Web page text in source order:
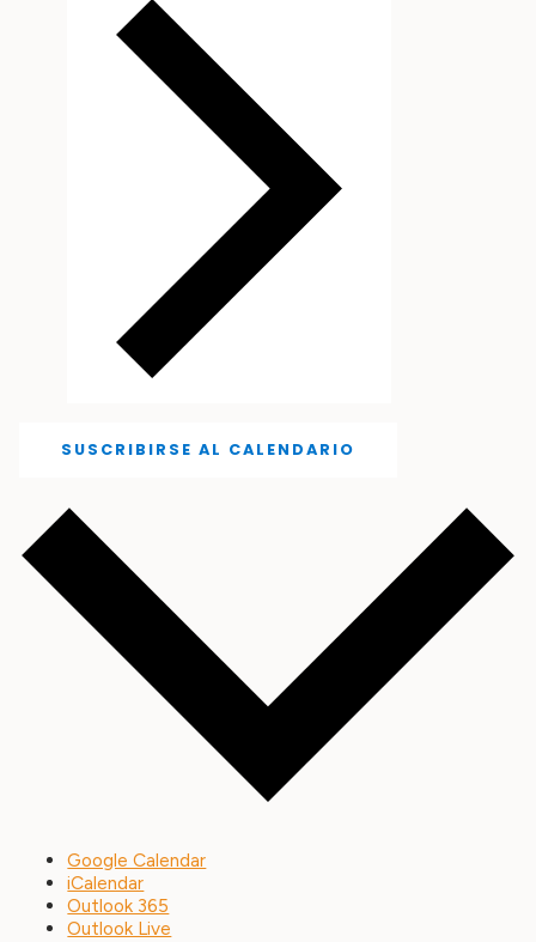
SUSCRIBIRSE AL CALENDARIO
Google Calendar
iCalendar
Outlook 365
Outlook Live